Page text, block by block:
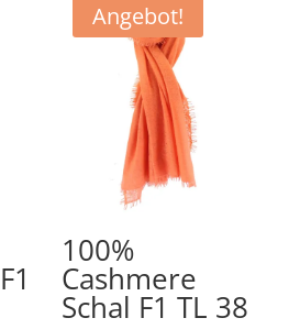
Angebot!
100%
Cashmere
Schal F1 TL 38